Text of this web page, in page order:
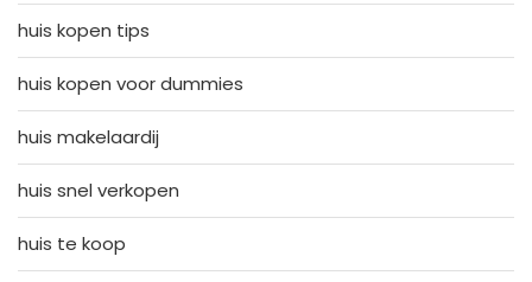
huis kopen tips
huis kopen voor dummies
huis makelaardij
huis snel verkopen
huis te koop